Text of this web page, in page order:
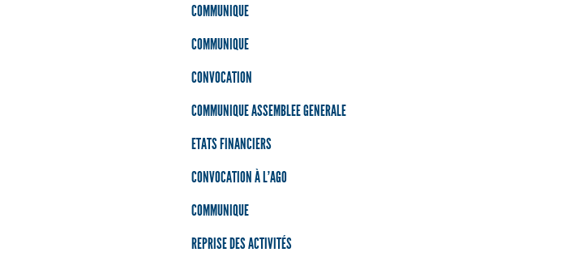
COMMUNIQUE
COMMUNIQUE
CONVOCATION
COMMUNIQUE ASSEMBLEE GENERALE
ETATS FINANCIERS
CONVOCATION À L'AGO
COMMUNIQUE
REPRISE DES ACTIVITÉS